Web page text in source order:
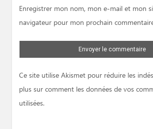
Enregistrer mon nom, mon e-mail et mon
navigateur pour mon prochain
Ce site utilise Akismet pour réduire les
plus sur comment les données de vos
utilisées.